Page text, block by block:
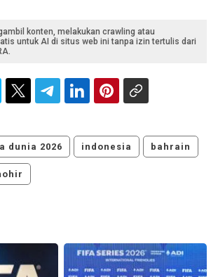
konten, melakukan crawling atau
untuk AI di situs web ini tanpa izin tertulis dari
dunia 2026 indonesia bahrain